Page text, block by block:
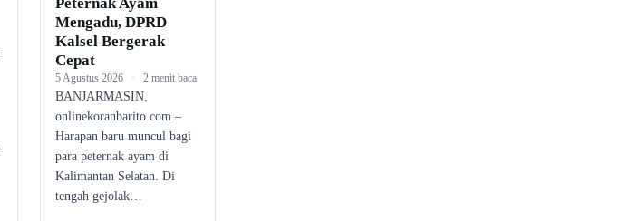
Mengadu, DPRD
Kalsel Bergerak
Cepat
5 Agustus 2026 · 2 menit baca
BANJARMASIN,
onlinekoranbarito.com –
Harapan baru muncul bagi
para peternak ayam di
Kalimantan Selatan. Di
tengah gejolak…